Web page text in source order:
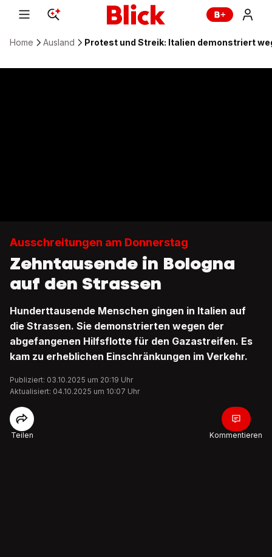
Home Ausland Protest und Streik: Italien demonstriert
Ausschreitungen am Donnerstag
Zehntausende in Bologna
auf den Strassen
Hunderttausende Menschen gingen in Italien auf
die Strassen. Sie demonstrierten wegen der
abgefangenen Hilfsflotte für den Gazastreifen. Es
kam zu erheblichen Einschränkungen im Verkehr.
Publiziert: 03.10.2025 um 20:19 Uhr
Aktualisiert: 04.10.2025 um 10:07 Uhr
Teilen Kommentieren